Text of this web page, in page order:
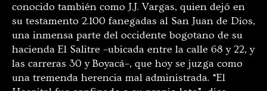
conocido también como J.J. Vargas, quien dejó en
su testamento 2.100 fanegadas al San Juan de Dios,
una inmensa parte del occidente bogotano de su
hacienda El Salitre –ubicada entre la calle 68 y 22, y
las carreras 30 y Boyacá–, que hoy se juzga como
una tremenda herencia mal administrada. “El